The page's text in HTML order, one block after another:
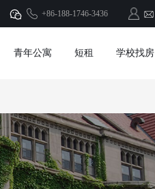
+86-188-1746-3436
青年公寓 短租 学校找房